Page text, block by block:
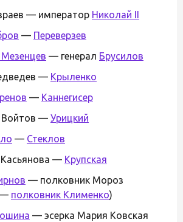
— император Николай II
— Переверзев
— генерал Брусилов
— Крыленко
— Каннегисер
Войтов — Урицкий
— Стеклов
— Крупская
— полковник Мороз
— полковник Клименко)
— эсерка Мария Ковская